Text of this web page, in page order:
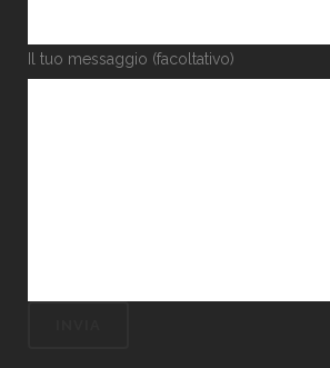
Il tuo messaggio (facoltativo)